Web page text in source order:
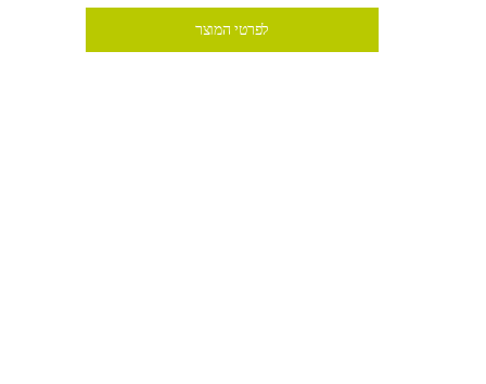
לפרטי המוצר